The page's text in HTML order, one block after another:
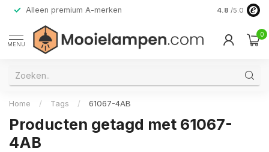
Alleen premium A-merken 4.8 /5.0
MENU
0
Home / Tags / 61067-4AB
Producten getagd met 61067-
4AB